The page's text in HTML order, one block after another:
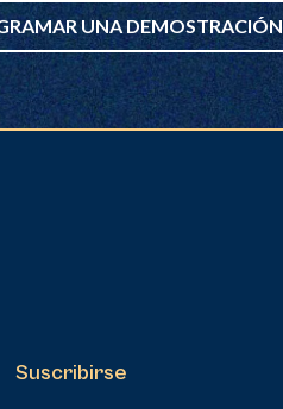
UNA DEMOSTRACIÓN
Suscribirse